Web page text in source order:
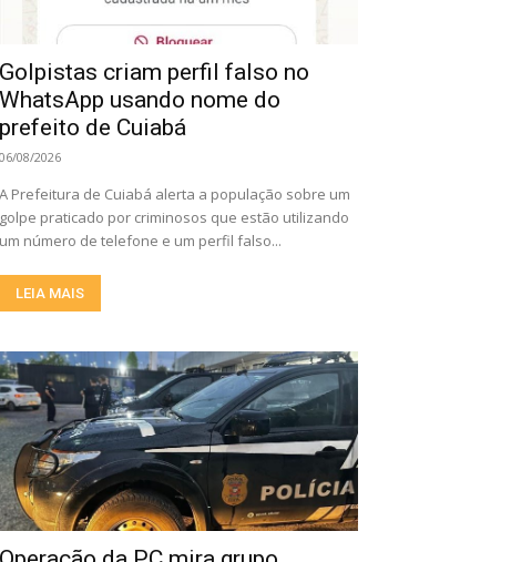
Golpistas criam perfil falso no
WhatsApp usando nome do
prefeito de Cuiabá
06/08/2026
A Prefeitura de Cuiabá alerta a população sobre um
golpe praticado por criminosos que estão utilizando
um número de telefone e um perfil falso...
LEIA MAIS